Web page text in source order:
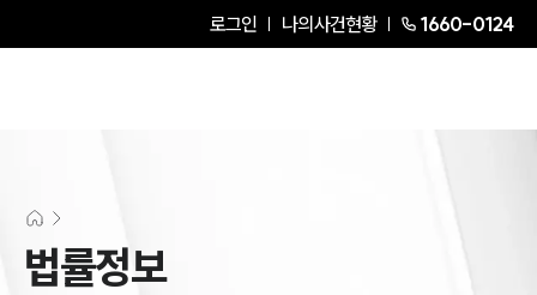
로그인 나의사건현황 1660-0124
법률정보